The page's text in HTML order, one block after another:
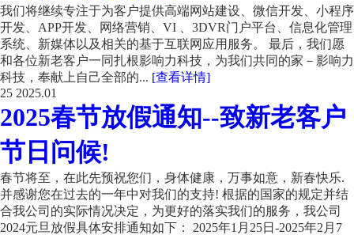
我们将继续专注于为客户提供高端网站建设、微信开发、小程序
开发、APP开发、网络营销、VI 、3DVR门户平台、信息化管理
系统、新媒体以及相关的基于互联网应用服务。 最后，我们愿
和各位新老客户一同扎根影响力科技，为我们共同的家－影响力
科技，奉献上自己全部的... [查看详情]
25 2025.01
2025春节放假通知--致新老客户
节日问候!
春节将至，在此先预祝您们，身体健康，万事如意，新春快乐.
并感谢您在过去的一年中对我们的支持! 根据的国家的规定并结
合我公司的实际情况决定，为更好的落实我们的服务，我公司
2024元旦放假具体安排通知如下： 2025年1月25日-2025年2月7